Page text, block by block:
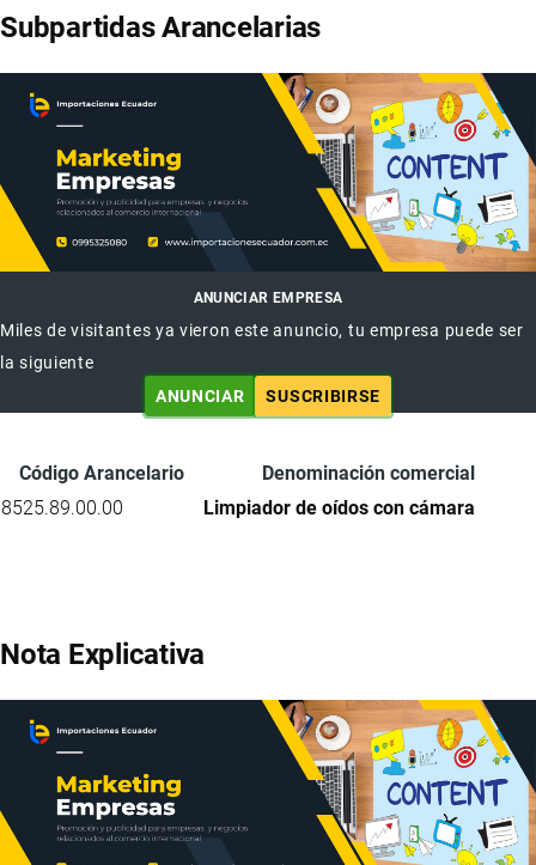
Subpartidas Arancelarias
ANUNCIAR EMPRESA
Miles de visitantes ya vieron este anuncio, tu empresa puede ser
la siguiente
ANUNCIAR
SUSCRIBIRSE
Código Arancelario
Denominación comercial
8525.89.00.00
Limpiador de oídos con cámara
Nota Explicativa